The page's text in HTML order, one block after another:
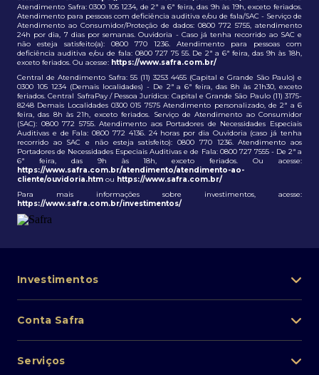
Atendimento Safra: 0300 105 1234, de 2ª a 6ª feira, das 9h às 19h, exceto feriados.
Atendimento para pessoas com deficiência auditiva e/ou de fala/SAC - Serviço de
Atendimento ao Consumidor/Proteção de dados: 0800 772 5755, atendimento
24h por dia, 7 dias por semanas. Ouvidoria - Caso já tenha recorrido ao SAC e
não esteja satisfeito(a): 0800 770 1236. Atendimento para pessoas com
deficiência auditiva e/ou de fala: 0800 727 75 55. De 2ª a 6ª feira, das 9h às 18h,
exceto feriados. Ou acesse: https://www.safra.com.br/
Central de Atendimento Safra: 55 (11) 3253 4455 (Capital e Grande São Paulo) e
0300 105 1234 (Demais localidades) - De 2ª a 6ª feira, das 8h às 21h30, exceto
feriados. Central SafraPay / Pessoa Jurídica: Capital e Grande São Paulo (11) 3175-
8248 Demais Localidades 0300 015 7575 Atendimento personalizado, de 2ª a 6
feira, das 8h às 21h, exceto feriados. Serviço de Atendimento ao Consumidor
(SAC): 0800 772 5755. Atendimento aos Portadores de Necessidades Especiais
Auditivas e de Fala: 0800 772 4136. 24 horas por dia Ouvidoria (caso já tenha
recorrido ao SAC e não esteja satisfeito): 0800 770 1236. Atendimento aos
Portadores de Necessidades Especiais Auditivas e de Fala: 0800 727 7555 - De 2ª a
6ª feira, das 9h às 18h, exceto feriados. Ou acesse:
https://www.safra.com.br/atendimento/atendimento-ao-
cliente/ouvidoria.htm ou https://www.safra.com.br/
Para mais informações sobre investimentos, acesse:
https://www.safra.com.br/investimentos/
Investimentos
Lista de fundos de investimento
Conta Safra
Pessoa Física
Serviços